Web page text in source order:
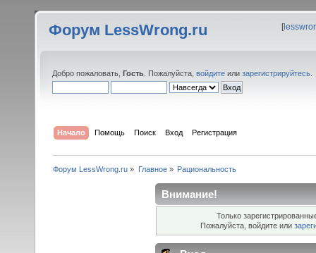
Форум LessWrong.ru [
Добро пожаловать, Гость . Пожалуйста, войдите или зарегистрируйтесь
Начало Помощь Поиск Вход Регистрация
Форум LessWrong.ru » Главное» Рациональность
Внимание!
Только
Пожалуйста, войдите или